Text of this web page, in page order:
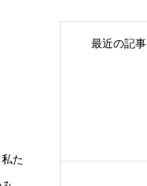
た
最近の記事